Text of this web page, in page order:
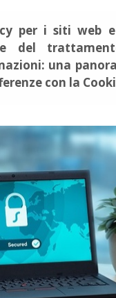
per i siti web
del
una
con la